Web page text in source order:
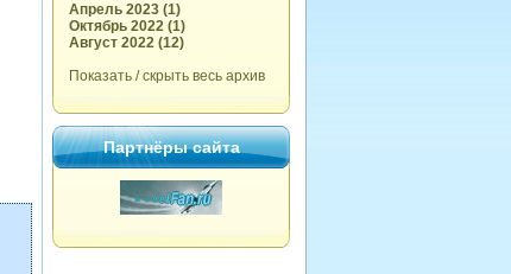
Апрель 2023 (1)
Октябрь 2022 (1)
Август 2022 (12)
Показать / скрыть весь архив
Партнёры сайта